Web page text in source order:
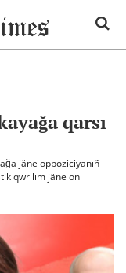
qarsı
jäne oppoziciyanıñ
qwrılım jäne onı